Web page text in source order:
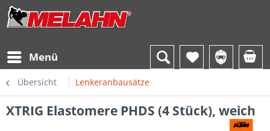
Menü
Übersicht Lenkeranbausätze
XTRIG Elastomere PHDS (4 Stück), weich